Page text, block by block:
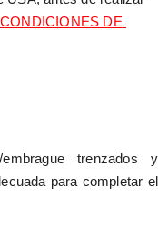
CONDICIONES DE
trenzados y
para completar el